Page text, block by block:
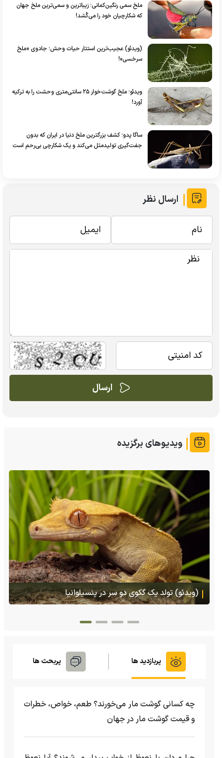
ملخ سمی رنگین‌کمانی؛ زیباترین و سمی‌ترین ملخ‌ جهان
که شکارچیان خود را می‌کُشد!
(ویدئو) عجیب‌ترین استتار حیات وحش؛ جادوی «ملخ
سرخسی»!
ویدئو؛ ملخ گوشت‌خوار ۲۵ سانتی‌متری وحشت را به ترکیه
آورد!
ساگا پدو؛ کشف بزرگترین ملخ دنیا در ایران که بدون
جفت‌گیری تولیدمثل می‌کند و یک شکارچی بی‌رحم است
ارسال نظر
ویدیوهای برگزیده
(ویدئو) تصاویر شگفت‌انگیز از مارمولک گلو بادبزنی که
هنگام خطر یک مایع چسبناک از بدنش پرتاب می‌کند
پربازدید ها پربحث ها
چه کسانی گوشت مار می‌خورند؟ طعم، خواص، خطرات
و قیمت گوشت مار در جهان